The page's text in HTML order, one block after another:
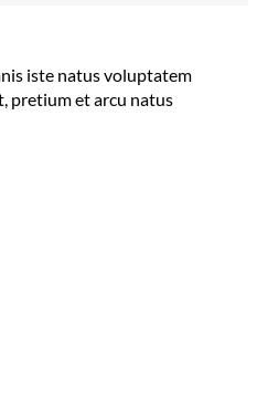
iste natus voluptatem
pretium et arcu natus